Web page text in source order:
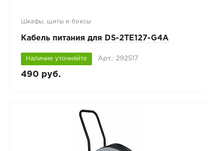
Шкафы, щиты и боксы
Кабель питания для DS-2TE127-G4A
Наличие уточняйте Арт.: 292517
490 руб.